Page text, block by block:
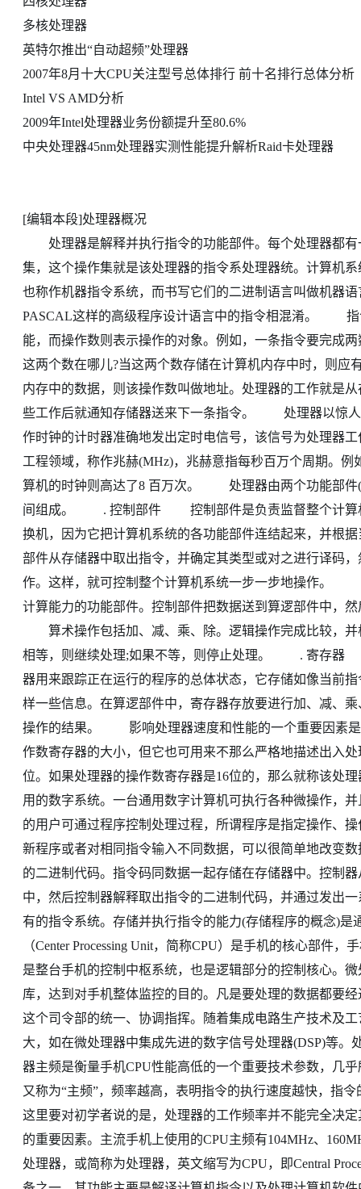
多核处理器
英特尔推出“自动超频”处理器
2007年8月十大CPU关注型号总体排行 前十名排行总体分析
Intel VS AMD分析
2009年Intel处理器业务份额提升至80.6%
中央处理器45nm处理器实测性能提升解析Raid卡处理器
[编辑本段]处理器概况
处理器是解释并执行指令的功能部件。每个处理器都有
集，这个操作集就是该处理器的指令系处理器统。计算机
也称作机器指令系统，而书写它们的二进制语言叫做机器
PASCAL这样的高级程序设计语言中的指令相混淆。 指
能，而操作数则表示操作的对象。例如，一条指令要完成
这两个数在哪儿?当这两个数存储在计算机内存中时，则应
内存中的数据，则该操作数叫做地址。处理器的工作就是
些工作后就通知存储器送来下一条指令。 处理器以惊人
作时钟的计时器准确地发出定时电信号，该信号为处理器
工程领域，称作兆赫(MHz)，兆赫意指每秒百万个周期。
算机的时钟则高达了8 百万次。 处理器由两个功能部件(
间组成。 . 控制部件 控制部件是负责监督整个计算机
换机，因为它把计算机系统的各功能部件连结起来，并
部件从存储器中取出指令，并确定其类型或对之进行译码
作。这样，就可控制整个计算机系统一步一步地操作
计算能力的功能部件。控制部件把数据送到算逻部件中，
算术操作包括加、减、乘、除。逻辑操作完成比较，并
相等，则继续处理;如果不等，则停止处理。 . 寄存器
器用来跟踪正在运行的程序的总体状态，它存储如像当前
样一些信息。在算逻部件中，寄存器存放要进行加、减、
操作的结果。 影响处理器速度和性能的一个重要因素是
作数寄存器的大小，但它也可用来不那么严格地描述出入
位。如果处理器的操作数寄存器是16位的，那么就称
用的数字系统。一台通用数字计算机可执行各种微操作，
的用户可通过程序控制处理过程，所谓程序是指定操作、
新程序或者对相同指令输入不同数据，可以很简单地改变
的二进制代码。指令码同数据一起存储在存储器中。控制
中，然后控制器解释取出指令的二进制代码，并通过发出
有的指令系统。存储并执行指令的能力(存储程序的概念
（Center Processing Unit，简称CPU）是手机的核心部件
是整台手机的控制中枢系统，也是逻辑部分的控制核心。
库，达到对手机整体监控的目的。凡是要处理的数据都要
这个司令部的统一、协调指挥。随着集成电路生产技术及
大，如在微处理器中集成先进的数字信号处理器(DSP)
器主频是衡量手机CPU性能高低的一个重要技术参数，几
又称为“主频”，频率越高，表明指令的执行速度越快，指
这里要对初学者说的是，处理器的工作频率并不能完全决
的重要因素。主流手机上使用的CPU主频有104MHz、
处理器，或简称为处理器，英文缩写为CPU，即Central